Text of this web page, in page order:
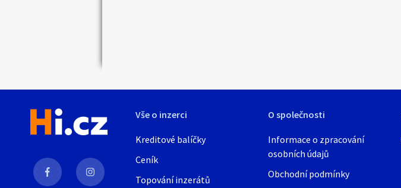
Vše o inzerci
Kreditové balíčky
Ceník
Topování inzerátů
O společnosti
Informace o zpracování
osobních údajů
Obchodní podmínky